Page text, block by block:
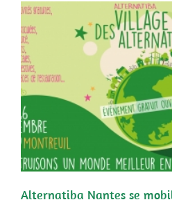
Alternatiba Nantes se